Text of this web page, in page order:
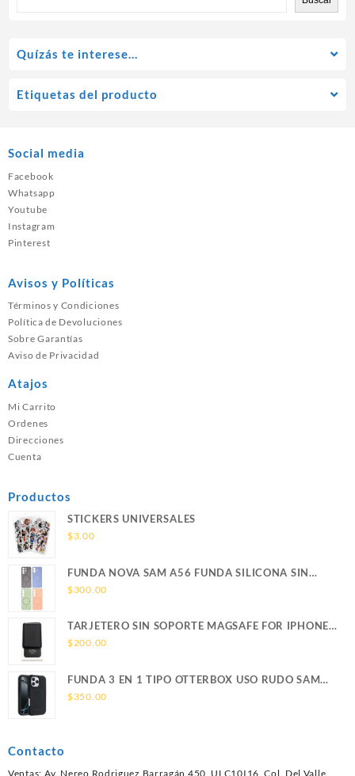
Quízás te interese…
Etiquetas del producto
Social media
Facebook
Whatsapp
Youtube
Instagram
Pinterest
Avisos y Políticas
Términos y Condiciones
Política de Devoluciones
Sobre Garantías
Aviso de Privacidad
Atajos
Mi Carrito
Ordenes
Direcciones
Cuenta
Productos
STICKERS UNIVERSALES
$3.00
FUNDA NOVA SAM A56 FUNDA SILICONA SIN
SOPORTE MAGNETICO SAMSUNG
$300.00
TARJETERO SIN SOPORTE MAGSAFE FOR IPHONE
LEATHER WALLET MAGSAFE
$200.00
FUNDA 3 EN 1 TIPO OTTERBOX USO RUDO SAM
S26 ULTRA SAMSUNG S26 ULTRA
$350.00
Contacto
Ventas: Av. Nereo Rodriguez Barragán 450, ULC10I16, Col. Del Valle,